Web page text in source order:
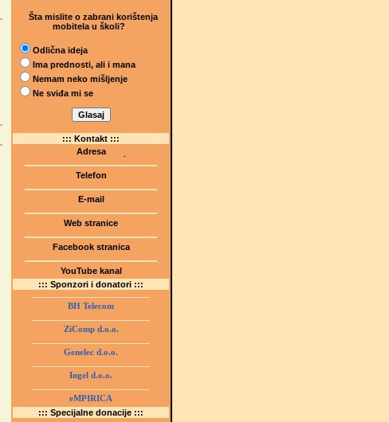
Šta mislite o zabrani korištenja
mobitela u školi?
Odlična ideja
Ima prednosti, ali i mana
Nemam neko mišljenje
Ne sviđa mi se
::: Kontakt :::
Adresa
(Šetalište I.G. Kovačića 1)
75000 Tuzla, BiH
Telefon
E-mail
Web stranice
www.gmstziam.com.ba
Facebook stranica
YouTube kanal
GMS Tuzla
::: Sponzori i donatori :::
BH Telecom
ZiComp d.o.o.
Genelec d.o.o.
Ingel d.o.o.
eMPIRICA
::: Specijalne donacije :::